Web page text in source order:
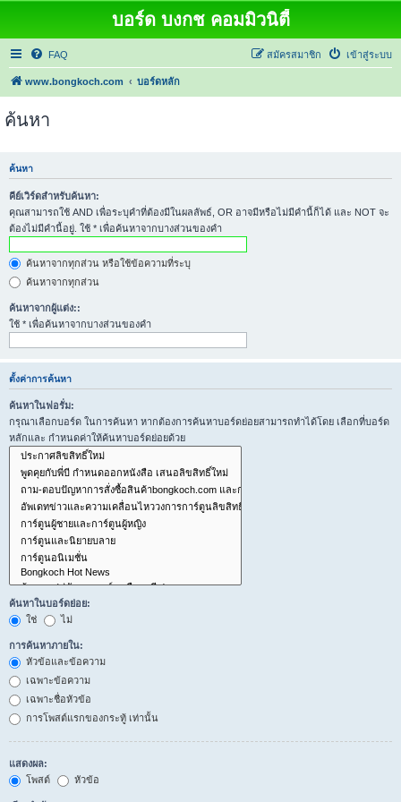
บอร์ด บงกช คอมมิวนิตี้
FAQ เข้าสู่ระบบ
สมัครสมาชิก
www.bongkoch.com บอร์ดหลัก
ค้นหา
ค้นหา
คีย์เวิร์ดสำหรับค้นหา:
คุณสามารถใช้ AND เพื่อระบุคำที่ต้องมีในผลลัพธ์, OR อาจมีหรือไม่มีคำนี้ก็ได้ และ NOT จะ
ต้องไม่มีคำนี้อยู่. ใช้ * เพื่อค้นหาจากบางส่วนของคำ
ค้นหาจากทุกส่วน หรือใช้ข้อความที่ระบุ
ค้นหาจากทุกส่วน
ค้นหาจากผู้แต่ง::
ใช้ * เพื่อค้นหาจากบางส่วนของคำ
ตั้งค่าการค้นหา
ค้นหาในฟอรั่ม:
กรุณาเลือกบอร์ด ในการค้นหา หากต้องการค้นหาบอร์ดย่อยสามารถทำได้โดย เลือกที่บอร์ด
หลักและ กำหนดค่าให้ค้นหาบอร์ดย่อยด้วย
ค้นหาในบอร์ดย่อย:
ใช่
ไม่
การค้นหาภายใน:
หัวข้อและข้อความ
เฉพาะข้อความ
เฉพาะชื่อหัวข้อ
การโพสต์แรกของกระทู้ เท่านั้น
แสดงผล:
โพสต์
หัวข้อ